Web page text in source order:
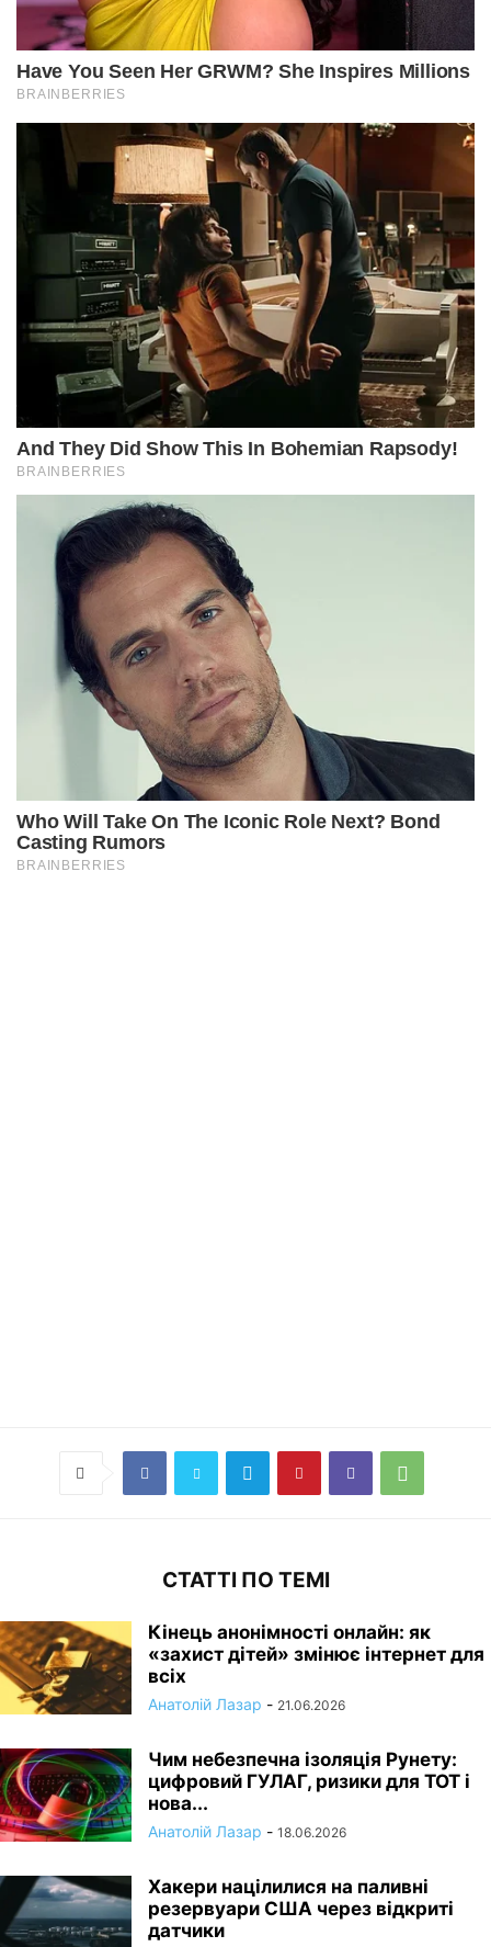
СТАТТІ ПО ТЕМІ
Кінець анонімності онлайн: як
«захист дітей» змінює інтернет для
всіх
Анатолій Лазар - 21.06.2026
Чим небезпечна ізоляція Рунету:
цифровий ГУЛАГ, ризики для ТОТ і
нова...
Анатолій Лазар - 18.06.2026
Хакери націлилися на паливні
резервуари США через відкриті
датчики